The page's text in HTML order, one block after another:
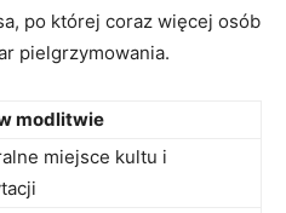
po której coraz więcej osób
pielgrzymowania.
modlitwie
miejsce kultu i